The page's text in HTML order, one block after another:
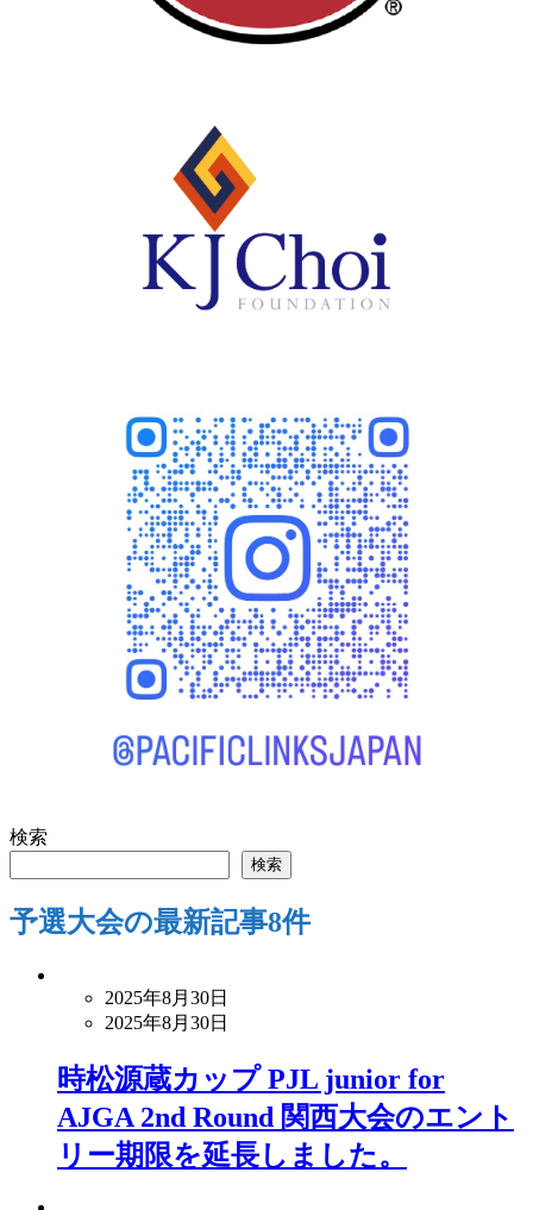
検索
検索
予選大会の最新記事8件
2025年8月30日
2025年8月30日
時松源蔵カップ PJL junior for
AJGA 2nd Round 関西大会のエント
リー期限を延長しました。